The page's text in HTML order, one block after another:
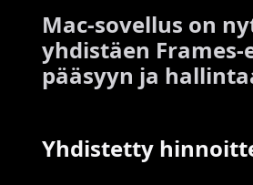
Mac-sovellus on
yhdistäen
pääsyyn ja
Yhdistetty